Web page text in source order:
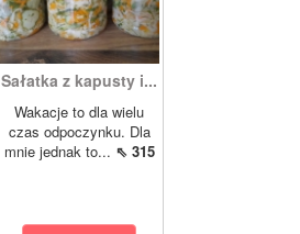
Sałatka z kapusty i...
Wakacje to dla wielu
czas odpoczynku. Dla
mnie jednak to... ⇖ 315